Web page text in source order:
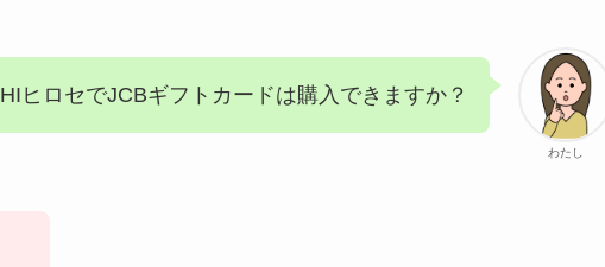
わたし
HIヒロセでJCBギフトカードは購入できますか？